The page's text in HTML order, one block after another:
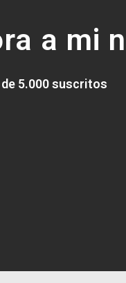
a mi
5.000 suscritos